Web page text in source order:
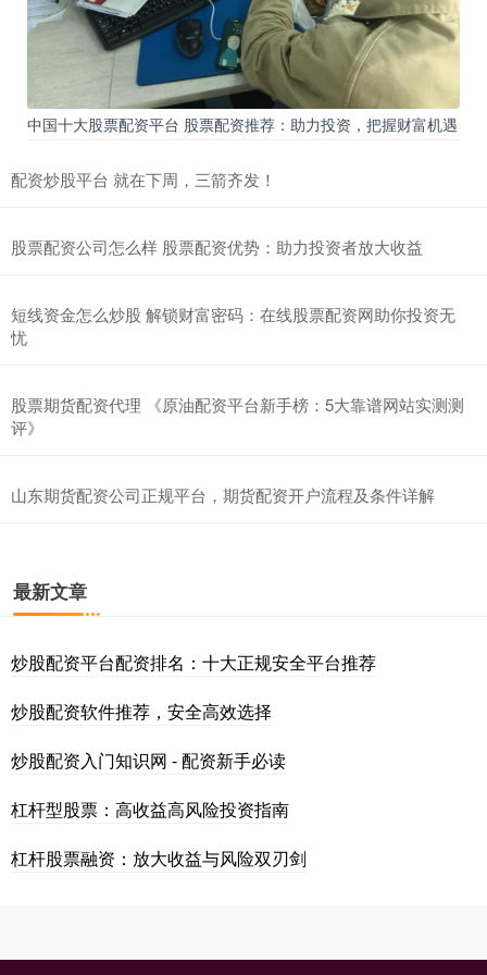
中国十大股票配资平台 股票配资推荐：助力投资，把握财富机遇
配资炒股平台 就在下周，三箭齐发！
股票配资公司怎么样 股票配资优势：助力投资者放大收益
短线资金怎么炒股 解锁财富密码：在线股票配资网助你投资无
忧
股票期货配资代理 《原油配资平台新手榜：5大靠谱网站实测测
评》
山东期货配资公司正规平台，期货配资开户流程及条件详解
最新文章
炒股配资平台配资排名：十大正规安全平台推荐
炒股配资软件推荐，安全高效选择
炒股配资入门知识网 - 配资新手必读
杠杆型股票：高收益高风险投资指南
杠杆股票融资：放大收益与风险双刃剑